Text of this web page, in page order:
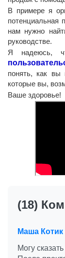
В примере я
потенциальная
нам нужно
руководстве.
Я надеюсь,
понять, как вы
которые вы,
Ваше здоровье!
(18)
Маша Котик
Могу